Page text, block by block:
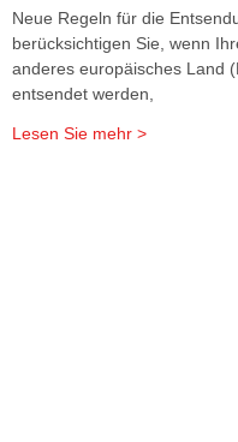
Neue Regeln für die
berücksichtigen Sie, wenn
anderes europäisches Land
entsendet werden,
Lesen Sie mehr >